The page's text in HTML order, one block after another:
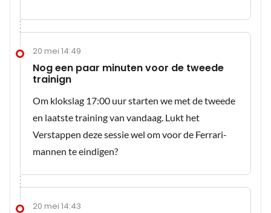
20 mei 14:49
Nog een paar minuten voor de tweede
trainign
Om klokslag 17:00 uur starten we met de tweede
en laatste training van vandaag. Lukt het
Verstappen deze sessie wel om voor de Ferrari-
mannen te eindigen?
20 mei 14:43